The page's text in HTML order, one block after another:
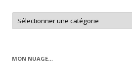
Retrouver
les
articles
MON NUAGE…